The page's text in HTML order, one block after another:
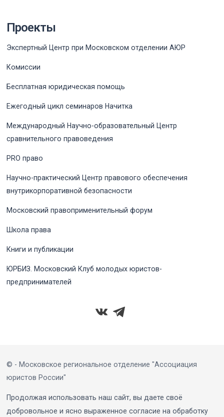
Проекты
Экспертный Центр при Московском отделении АЮР
Комиссии
Бесплатная юридическая помощь
Ежегодный цикл семинаров Начитка
Международный Научно-образовательный Центр
сравнительного правоведения
PRO право
Научно-практический Центр правового обеспечения
внутрикорпоративной безопасности
Московский правоприменительный форум
Школа права
Книги и публикации
ЮРБИЗ. Московский Клуб молодых юристов-
предпринимателей
© - Московское региональное отделение "Ассоциация
юристов России"
Продолжая использовать наш сайт, вы даете своё
добровольное и ясно выраженное согласие на обработку